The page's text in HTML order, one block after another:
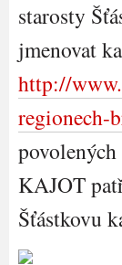
starosty
jmenovat
http://
regionech-
KAJOT
Šťástkovu